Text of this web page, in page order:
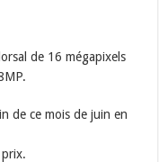
de 16 mégapixels
de ce mois de juin en